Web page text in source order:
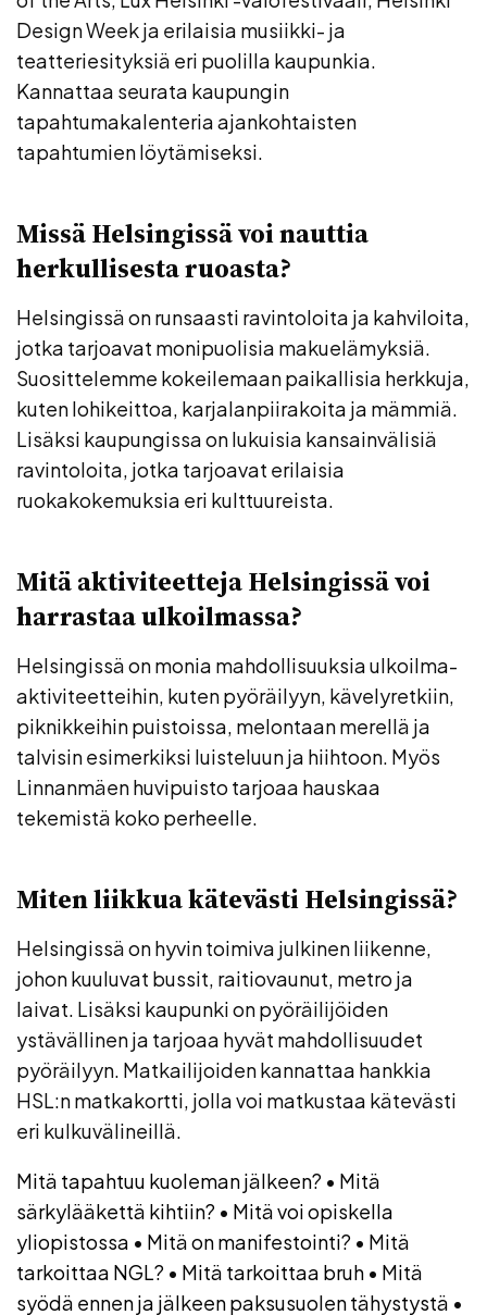
Design Week ja erilaisia musiikki- ja
teatteriesityksiä eri puolilla kaupunkia.
Kannattaa seurata kaupungin
tapahtumakalenteria ajankohtaisten
tapahtumien löytämiseksi.
Missä Helsingissä voi nauttia
herkullisesta ruoasta?
Helsingissä on runsaasti ravintoloita ja kahviloita,
jotka tarjoavat monipuolisia makuelämyksiä.
Suosittelemme kokeilemaan paikallisia herkkuja,
kuten lohikeittoa, karjalanpiirakoita ja mämmiä.
Lisäksi kaupungissa on lukuisia kansainvälisiä
ravintoloita, jotka tarjoavat erilaisia
ruokakokemuksia eri kulttuureista.
Mitä aktiviteetteja Helsingissä voi
harrastaa ulkoilmassa?
Helsingissä on monia mahdollisuuksia ulkoilma-
aktiviteetteihin, kuten pyöräilyyn, kävelyretkiin,
piknikkeihin puistoissa, melontaan merellä ja
talvisin esimerkiksi luisteluun ja hiihtoon. Myös
Linnanmäen huvipuisto tarjoaa hauskaa
tekemistä koko perheelle.
Miten liikkua kätevästi Helsingissä?
Helsingissä on hyvin toimiva julkinen liikenne,
johon kuuluvat bussit, raitiovaunut, metro ja
laivat. Lisäksi kaupunki on pyöräilijöiden
ystävällinen ja tarjoaa hyvät mahdollisuudet
pyöräilyyn. Matkailijoiden kannattaa hankkia
HSL:n matkakortti, jolla voi matkustaa kätevästi
eri kulkuvälineillä.
Mitä tapahtuu kuoleman jälkeen? • Mitä
särkylääkettä kihtiin? • Mitä voi opiskella
yliopistossa • Mitä on manifestointi? • Mitä
tarkoittaa NGL? • Mitä tarkoittaa bruh • Mitä
syödä ennen ja jälkeen paksusuolen tähystystä •